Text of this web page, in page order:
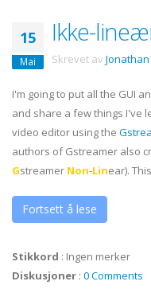
15
Mai
Ikke-
Skrevet av Jonathan
I'm going to put all the GUI
and share a few things I've
video editor using the
authors ofGstreamer also
Gstreamer Non-Linear).
Fortsett å lese
Stikkord : Ingen merker
Diskusjoner : 0 Comments